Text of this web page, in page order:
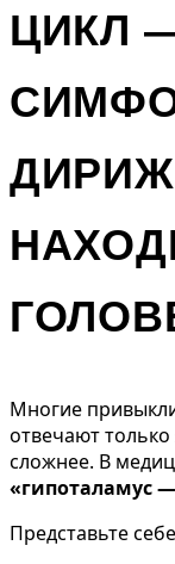
ЦИКЛ
Многие
отвечают
сложнее. В
«гипоталамус
Представьте